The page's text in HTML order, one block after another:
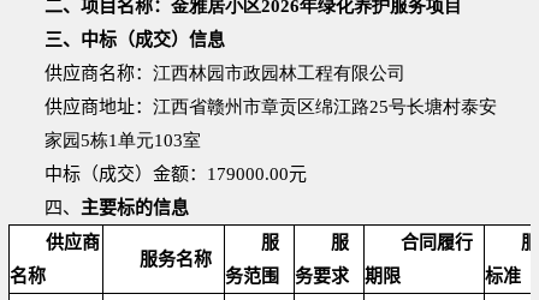
二、项目名称： 金雅居小区2026年绿化养护服务项目
三、中标（成交）信息
供应商名称： 江西林园市政园林工程有限公司
供应商地址： 江西省赣州市章贡区绵江路25号长塘村泰安
家园5栋1单元103室
中标（成交）金额： 179000.00元
四、 主要标的信息
供应商
名称
服务名称
服
务范围
服
务要求
合同履行
期限
标准